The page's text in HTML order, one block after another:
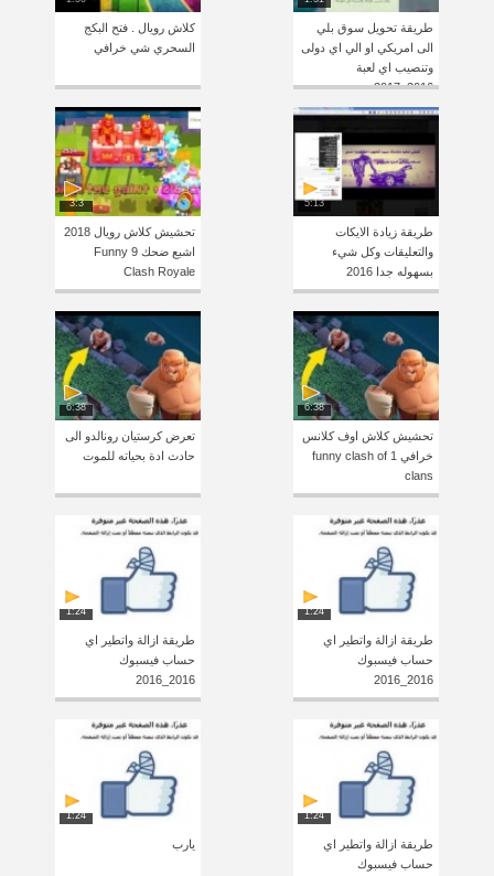
طريقة تحويل سوق بلي
الى امريكي او الي اي دولى
وتنصيب اي لعبة
2016_2017
كلاش رويال . فتح البكج
السحري شي خرافي
5:13
طريقة زيادة الايكات
والتعليقات وكل شيء
بسهوله جدا 2016
3:3
تحشيش كلاش رويال 2018
اشبع ضحك 9 Funny
Clash Royale
6:38
تحشيش كلاش اوف كلانس
خرافي 1 funny clash of
clans
6:38
تعرض كرستيان رونالدو الى
حادث ادة بحياته للموت
1:24
طريقة ازالة واتطير اي
حساب فيسبوك
2016_2016
1:24
طريقة ازالة واتطير اي
حساب فيسبوك
2016_2016
1:24
طريقة ازالة واتطير اي
حساب فيسبوك
1:24
يارب